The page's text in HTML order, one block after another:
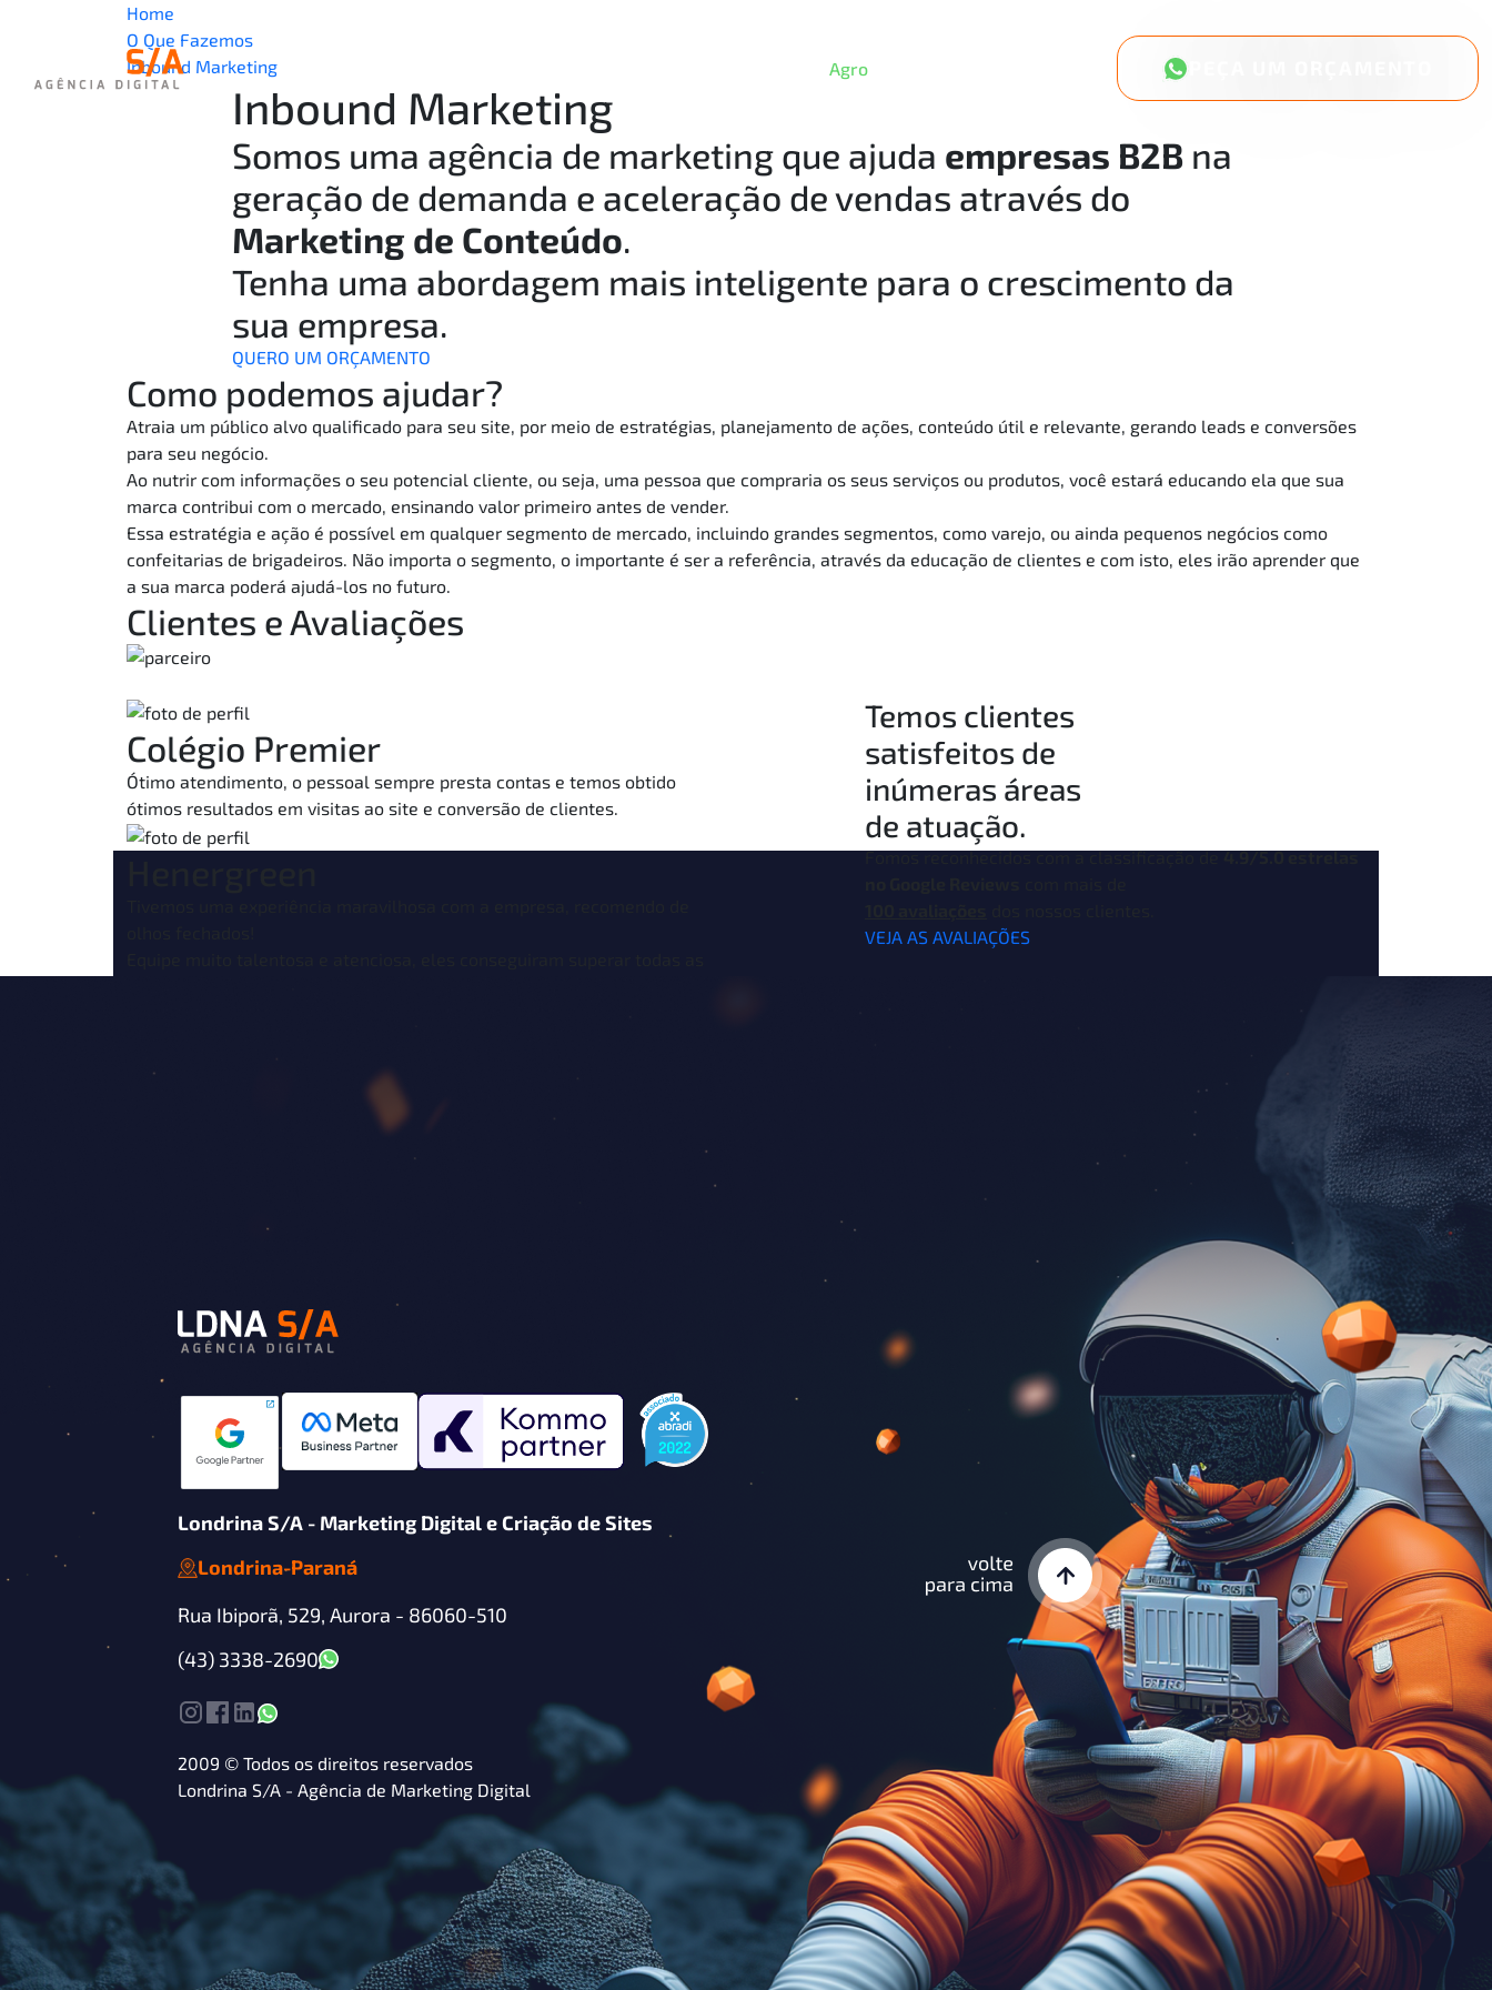
Agro
Home
O Que Fazemos
Inbound Marketing
Inbound Marketing
Somos uma agência de marketing que ajuda empresas B2B na
geração de demanda e aceleração de vendas através do
Marketing de Conteúdo.
Tenha uma abordagem mais inteligente para o crescimento da
sua empresa.
QUERO UM ORÇAMENTO
Como podemos ajudar?
Atraia um público alvo qualificado para seu site, por meio de estratégias, planejamento de ações, conteúdo útil e relevante, gerando leads e conversões
para seu negócio.
Ao nutrir com informações o seu potencial cliente, ou seja, uma pessoa que compraria os seus serviços ou produtos, você estará educando ela que sua
marca contribui com o mercado, ensinando valor primeiro antes de vender.
Essa estratégia e ação é possível em qualquer segmento de mercado, incluindo grandes segmentos, como varejo, ou ainda pequenos negócios como
confeitarias de brigadeiros. Não importa o segmento, o importante é ser a referência, através da educação de clientes e com isto, eles irão aprender que
a sua marca poderá ajudá-los no futuro.
Clientes e Avaliações
Colégio Premier
Ótimo atendimento, o pessoal sempre presta contas e temos obtido
ótimos resultados em visitas ao site e conversão de clientes.
Real 94
expectativas da empresa. Recomendamos muito!
Temos clientes
satisfeitos de
inúmeras áreas
de atuação.
Fomos reconhecidos com a classificação de4.9/5.0 estrelas
VEJA AS AVALIAÇÕES
Londrina S/A - Marketing Digital e Criação de Sites
Londrina-Paraná
Rua Ibiporã, 529, Aurora - 86060-510
(43) 3338-2690
2009 © Todos os direitos reservados
Londrina S/A - Agência de Marketing Digital